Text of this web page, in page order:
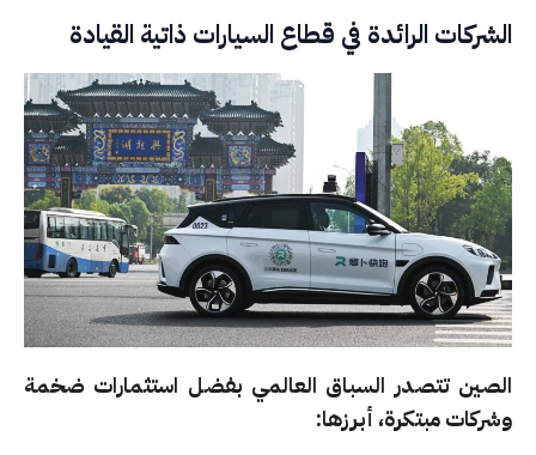
الرائدة في قطاع السيارات ذاتية القيادة
تتصدر السباق العالمي بفضل استثمارات ضخمة
مبتكرة، أبرزها: